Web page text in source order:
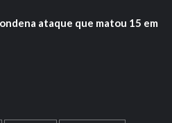
ataque que matou 15 em